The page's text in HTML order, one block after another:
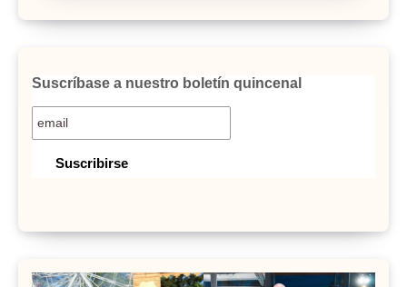
Suscríbase a nuestro boletín quincenal